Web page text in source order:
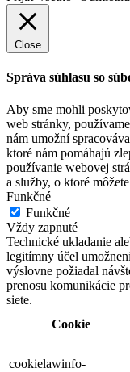
Close
Správa súhlasu so
Aby sme mohli
web stránky,
nám umožní
ktoré nám pomáhajú
používanie webovej
a služby, o ktoré
Funkčné
Funkčné
Vždy zapnuté
Technické ukladanie
legitímny účel
výslovne požiadal
prenosu komunikácie
siete.
Cookie
cookielawinfo-